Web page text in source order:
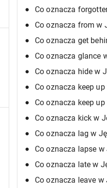
Co oznacza
Co oznacza from w
Co oznacza get
Co oznacza glance
Co oznacza hide w
Co oznacza keep
Co oznacza keep
Co oznacza kick w
Co oznacza lag w
Co oznacza lapse
Co oznacza late w
Co oznacza leave